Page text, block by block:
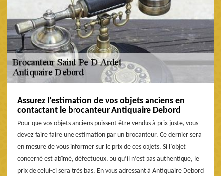
Assurez l’estimation de vos objets anciens en
contactant le brocanteur Antiquaire Debord
Pour que vos objets anciens puissent être vendus à prix juste, vous
devez faire faire une estimation par un brocanteur. Ce dernier sera
en mesure de vous informer sur le prix de ces objets. Si l’objet
concerné est abîmé, défectueux, ou qu’il n’est pas authentique, le
prix de celui-ci sera très bas. En vous adressant à Antiquaire Debord